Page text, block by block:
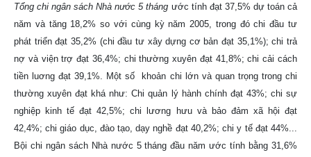
Tổng chi ngân sách Nhà nước 5 tháng ước tính đạt 37,5% dự toán cả
năm và tăng 18,2% so với cùng kỳ năm 2005, trong đó chi đầu tư
phát triển đạt 35,2% (chi đầu tư xây dựng cơ bản đạt 35,1%); chi trả
nợ và viện trợ đạt 36,4%; chi thường xuyên đạt 41,8%; chi cải cách
tiền luơng đạt 39,1%. Một số khoản chi lớn và quan trọng trong chi
thường xuyên đạt khá như: Chi quản lý hành chính đạt 43%; chi sự
nghiệp kinh tế đạt 42,5%; chi lương hưu và bảo đảm xã hội đạt
42,4%; chi giáo dục, đào tạo, dạy nghề đạt 40,2%; chi y tế đạt 44%...
Bội chi ngân sách Nhà nước 5 tháng đầu năm ước tính bằng 31,6%